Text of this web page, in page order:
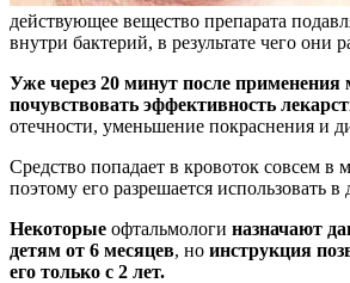
действующее вещество препарата
внутри бактерий, в результате чего они
Уже через 20 минут после применения
почувствовать эффективность
отечности, уменьшение покраснения и
Средство попадает в кровоток совсем в
поэтому его разрешается использовать в
Некоторые офтальмологи назначают
детям от 6 месяцев, но инструкция
его только с 2 лет.